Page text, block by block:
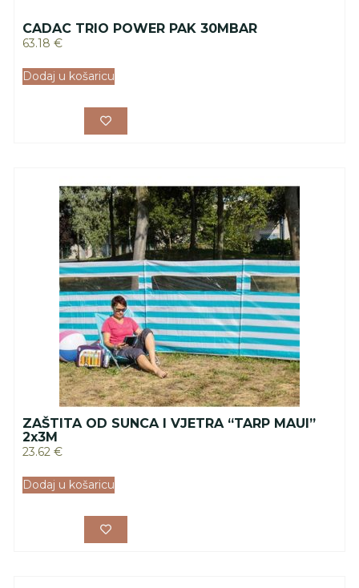
CADAC TRIO POWER PAK 30MBAR
63.18 €
Dodaj u košaricu
ZAŠTITA OD SUNCA I VJETRA “TARP MAUI”
2x3M
23.62 €
Dodaj u košaricu